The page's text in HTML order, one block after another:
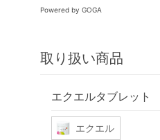
Powered by GOGA
取り扱い商品
エクエルタブレット
エクエル